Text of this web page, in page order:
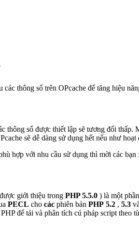
thông số trên OPcache để tăng hiệu
thông số được thiết lập sẽ tương đối
sẽ dễ dàng sử dụng hết nếu như
hợp với nhu cầu sử dụng thì mời các
giới thiệu trong PHP 5.5.0 ) là một
PECL cho các phiên bản PHP 5.2 , 5.3 và
để tải và phân tích cú pháp script theo